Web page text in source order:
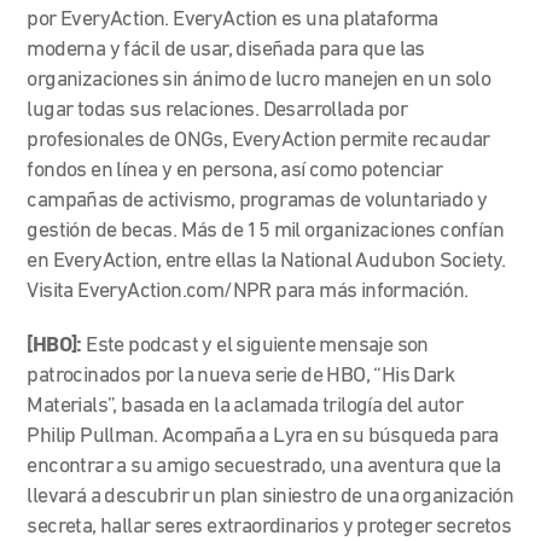
por EveryAction. EveryAction es una plataforma
moderna y fácil de usar, diseñada para que las
organizaciones sin ánimo de lucro manejen en un solo
lugar todas sus relaciones. Desarrollada por
profesionales de ONGs, EveryAction permite recaudar
fondos en línea y en persona, así como potenciar
campañas de activismo, programas de voluntariado y
gestión de becas. Más de 15 mil organizaciones confían
en EveryAction, entre ellas la National Audubon Society.
Visita EveryAction.com/NPR para más información.
[HBO]: Este podcast y el siguiente mensaje son
patrocinados por la nueva serie de HBO, “His Dark
Materials”, basada en la aclamada trilogía del autor
Philip Pullman. Acompaña a Lyra en su búsqueda para
encontrar a su amigo secuestrado, una aventura que la
llevará a descubrir un plan siniestro de una organización
secreta, hallar seres extraordinarios y proteger secretos